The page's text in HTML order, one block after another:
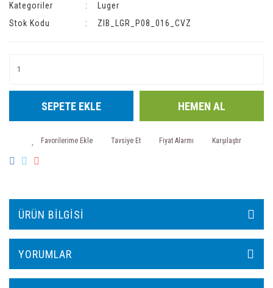
Kategoriler
Luger
Stok Kodu
ZIB_LGR_P08_016_CVZ
SEPETE EKLE HEMEN AL
Tavsiye Et Fiyat Alarmı Karşılaştır
ÜRÜN BILGISI
YORUMLAR